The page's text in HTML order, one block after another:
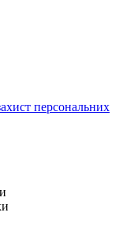
персональних